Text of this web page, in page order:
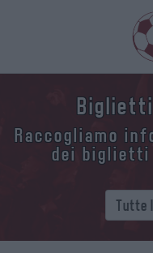
Raccogliamo
dei biglietti